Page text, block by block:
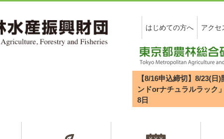
はじめての方へ アクセ
【8/16申込締切】8/23(
ンドorナチュラルラック
8 日